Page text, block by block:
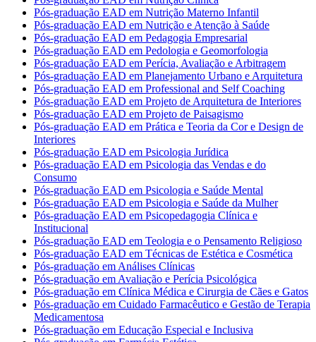
Pós-graduação EAD em Nutrição Materno Infantil
Pós-graduação EAD em Nutrição e Atenção à Saúde
Pós-graduação EAD em Pedagogia Empresarial
Pós-graduação EAD em Pedologia e Geomorfologia
Pós-graduação EAD em Perícia, Avaliação e Arbitragem
Pós-graduação EAD em Planejamento Urbano e Arquitetura
Pós-graduação EAD em Professional and Self Coaching
Pós-graduação EAD em Projeto de Arquitetura de Interiores
Pós-graduação EAD em Projeto de Paisagismo
Pós-graduação EAD em Prática e Teoria da Cor e Design de
Interiores
Pós-graduação EAD em Psicologia Jurídica
Pós-graduação EAD em Psicologia das Vendas e do
Consumo
Pós-graduação EAD em Psicologia e Saúde Mental
Pós-graduação EAD em Psicologia e Saúde da Mulher
Pós-graduação EAD em Psicopedagogia Clínica e
Institucional
Pós-graduação EAD em Teologia e o Pensamento Religioso
Pós-graduação EAD em Técnicas de Estética e Cosmética
Pós-graduação em Análises Clínicas
Pós-graduação em Avaliação e Perícia Psicológica
Pós-graduação em Clínica Médica e Cirurgia de Cães e Gatos
Pós-graduação em Cuidado Farmacêutico e Gestão de Terapia
Medicamentosa
Pós-graduação em Educação Especial e Inclusiva